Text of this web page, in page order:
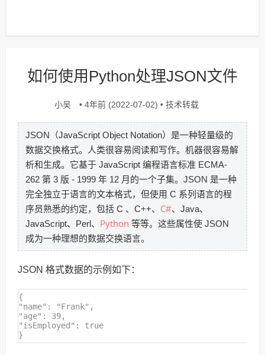
如何使用Python处理JSON文件
小吴 • 4年前 (2022-07-02) • 技术转载
JSON（JavaScript Object Notation）是一种轻量级的
数据交换格式。人类很容易阅读和写作。机器很容易解
析和生成。它基于 JavaScript 编程语言标准 ECMA-
262 第 3 版 - 1999 年 12 月的一个子集。JSON 是一种
完全独立于语言的文本格式，但使用 C 系列语言的程
序员熟悉的约定，包括 C 、C++、 C#、Java、
JavaScript、Perl、 Python 等等。这些属性使 JSON
成为一种理想的数据交换语言。
JSON 格式数据的示例如下：
{
"name" : "Frank" ,
"age" : 39,
"isEmployed" : true
}